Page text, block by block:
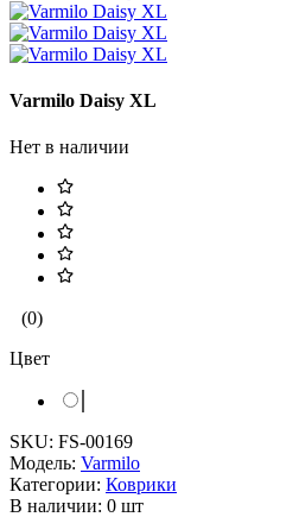
Varmilo Daisy XL
Нет в наличии
(0)
Цвет
SKU: FS-00169
Модель: Varmilo
Категории: Коврики
В наличии: 0 шт